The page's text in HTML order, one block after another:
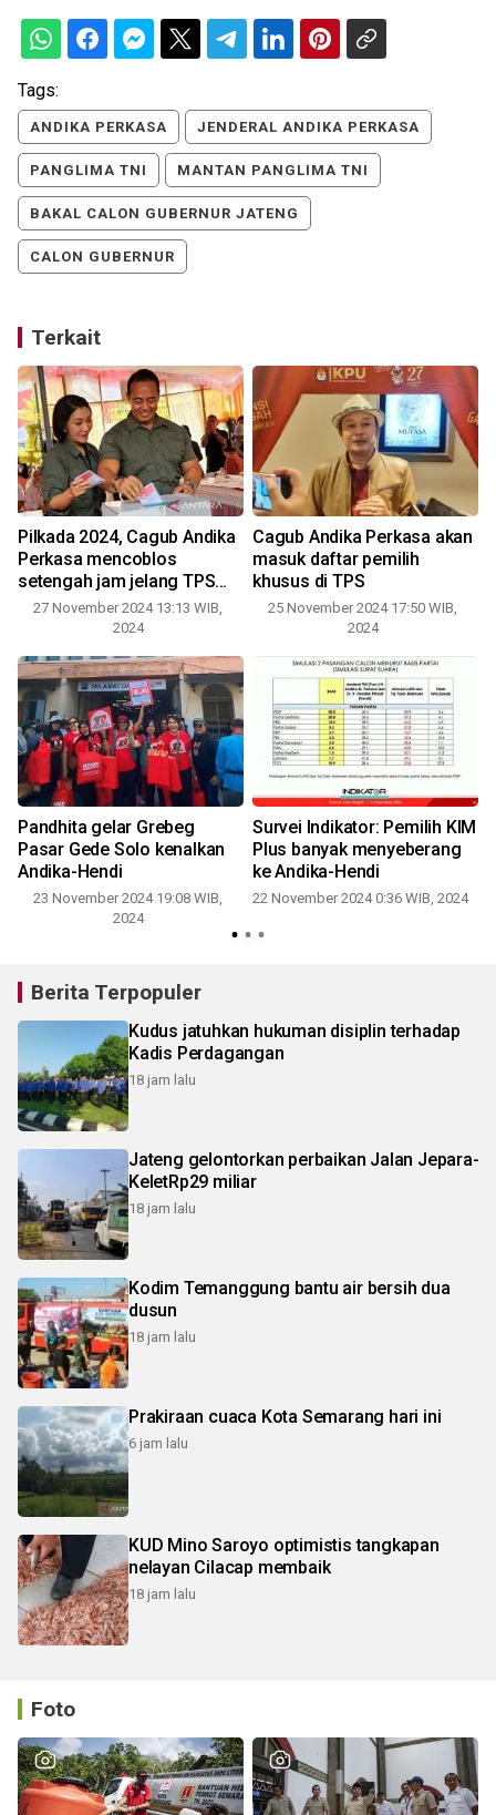
Tags:
ANDIKA PERKASA JENDERAL ANDIKA PERKASA
PANGLIMA TNI MANTAN PANGLIMA TNI
BAKAL CALON GUBERNUR JATENG
CALON GUBERNUR
Terkait
Pilkada 2024, Cagub Andika
Perkasa mencoblos
setengah jam jelang TPS
tutup
27 November 2024 13:13 WIB,
2024
Cagub Andika Perkasa akan
masuk daftar pemilih
khusus di TPS
25 November 2024 17:50 WIB,
2024
Pandhita gelar Grebeg
Pasar Gede Solo kenalkan
Andika-Hendi
23 November 2024 19:08 WIB,
2024
Survei Indikator: Pemilih KIM
Plus banyak menyeberang
ke Andika-Hendi
22 November 2024 0:36 WIB, 2024
Berita Terpopuler
Kudus jatuhkan hukuman disiplin terhadap
Kadis Perdagangan
18 jam lalu
Jateng gelontorkan perbaikan Jalan Jepara-
KeletRp29 miliar
18 jam lalu
Kodim Temanggung bantu air bersih dua
dusun
18 jam lalu
Prakiraan cuaca Kota Semarang hari ini
6 jam lalu
KUD Mino Saroyo optimistis tangkapan
nelayan Cilacap membaik
18 jam lalu
Foto